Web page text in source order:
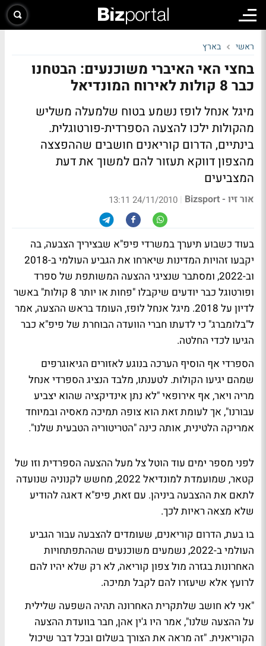
ראשי בארץ
בחצי האי האיברי משוכנעים: הבטחנו
כבר 8 קולות לאירוח המונדיאל
מיגל אנחל לופז נשמע בטוח שלמעלה משליש
מהקולות ילכו להצעה הספרדית-פורטוגלית.
בינתיים, הדרום קוריאנים חושבים שההפצצה
מהצפון דווקא תעזור להם למשוך את דעת
המצביעים
אור זיו - Bizsport |
24/11/2010 13:11
בעוד כשבוע תיערך במשרדי פיפ"א שבציריך הצבעה, בה
יקבעו זהויות המדינות שיארחו את הגביע העולמי ב-2018
וב-2022, ומסתבר שנציגי ההצעה המשותפת של ספרד
ופורטוגל כבר יודעים שיקבלו "פחות או יותר 8 קולות" באשר
לדיון על 2018. מיגל אנחל לופז, העומד בראש ההצעה, אמר
ל"בלומברג" כי לדעתו חברי הוועדה הבוחרת של פיפ"א כבר
הגיעו לכדי החלטה.
הספרדי אף הוסיף הערכה בנוגע לאזורים הגיאוגרפים
שמהם יגיעו הקולות. לטענתו, מלבד הנציג הספרדי אנחל
מריה ויאר, אף אירופאי "לא נתן אינדיקציה שהוא יצביע
עבורנו", אך לעומת זאת הוא צופה תמיכה מאסיה ובמיוחד
אמריקה הלטינית, אותה כינה "הטריטוריה הטבעית שלנו".
לפני מספר ימים עוד הוטל צל מעל ההצעה הספרדית וזו של
קטאר, שמועמדת למונדיאל 2022, מחשש לקנוניה שנועדה
לתאם את ההצבעה ביניהן. עם זאת, פיפ"א דאגה להודיע
שלא מצאה ראיות לכך.
בו בעת, הדרום קוריאנים, שעומדים להצבעה עבור הגביע
העולמי ב-2022, נשמעים משוכנעים שההתפתחויות
האחרונות בגזרה מול צפון קוריאה, לא רק שלא יהיו להם
לרועץ אלא שיעזרו להם לקבל תמיכה.
"אני לא חושב שלתקרית האחרונה תהיה השפעה שלילית
על ההצעה שלנו", אמר היו ג'ין אהן, חבר בוועדת ההצעה
הקוריאנית. "זה מראה את הצורך בשלום ובכל דבר שיכול